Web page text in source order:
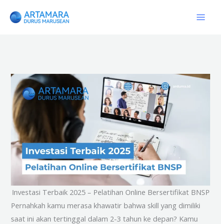
Investasi Terbaik 2025 – Pelatihan Online Bersertifikat BNSP
Pernahkah kamu merasa khawatir bahwa skill yang dimiliki
saat ini akan tertinggal dalam 2-3 tahun ke depan? Kamu